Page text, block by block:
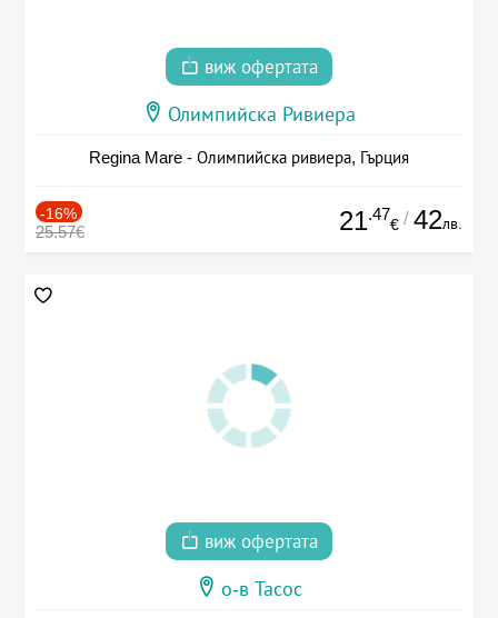
виж офертата
Олимпийска Ривиера
Regina Mare - Олимпийска ривиера, Гърция
-16%
25.57€ 21.47
€ / 42лв.
виж офертата
о-в Тасос